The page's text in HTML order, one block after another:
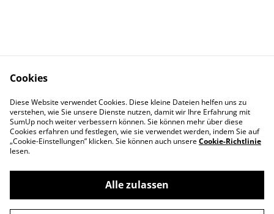
Contact Us
Legal Terms
Privacy Policy
Cookie Policy
©2026Swiss-Edelweiss
Cookies
Diese Website verwendet Cookies. Diese kleine Dateien helfen uns zu
verstehen, wie Sie unsere Dienste nutzen, damit wir Ihre Erfahrung mit
SumUp noch weiter verbessern können. Sie können mehr über diese
Cookies erfahren und festlegen, wie sie verwendet werden, indem Sie auf
„Cookie-Einstellungen” klicken. Sie können auch unsereCookie-Richtlinie
lesen.
Alle zulassen